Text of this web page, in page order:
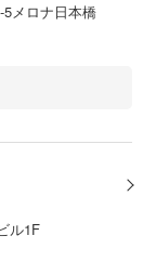
メロナ日本橋
ル1F